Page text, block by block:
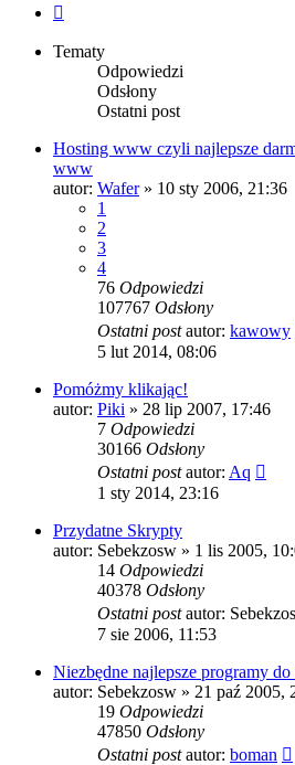
Tematy
Odpowiedzi
Odsłony
Ostatni post
Hosting www czyli najlepsze
www
autor: Wafer» 10 sty 2006, 21:36
1
2
3
4
76 Odpowiedzi
107767 Odsłony
Ostatni postautor: kawowy
5 lut 2014, 08:06
Pomóżmy klikając!
autor: Piki » 28 lip 2007, 17:46
7 Odpowiedzi
30166 Odsłony
Ostatni postautor: Aq
1 sty 2014, 23:16
Przydatne Skrypty
autor: Sebekzosw » 1 lis 2005,
14 Odpowiedzi
40378 Odsłony
Ostatni postautor:
7 sie 2006, 11:53
Niezbędne najlepsze programy
autor: Sebekzosw » 21 paź 2005,
19 Odpowiedzi
47850 Odsłony
Ostatni postautor: boman